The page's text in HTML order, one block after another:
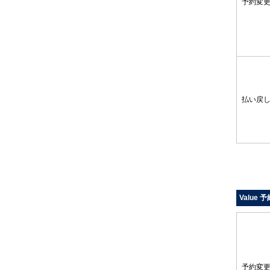
予約変更
払い戻し
Value 予
予約変更